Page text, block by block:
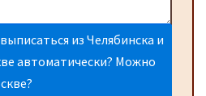
из Челябинска и
автоматически? Можно